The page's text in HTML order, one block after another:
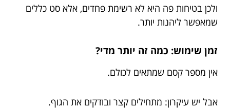
ולכן בטיחות פה היא לא רשימת פחדים, אלא סט כללים
שמאפשר ליהנות יותר.
זמן שימוש: כמה זה יותר מדי?
אין מספר קסם שמתאים לכולם.
אבל יש עיקרון: מתחילים קצר ובודקים את הגוף.